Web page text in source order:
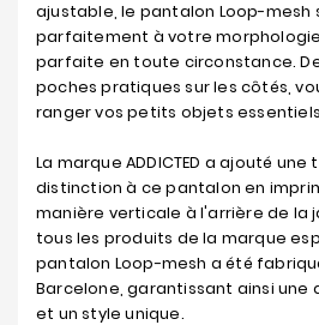
ajustable, le pantalon Loop-mesh
parfaitement à votre
parfaite en toute circonstance.
poches pratiques sur les côtés,
ranger vos petits objets
La marque ADDICTED a ajouté
distinction à ce pantalon en
manière verticale à l'arrière de la
tous les produits de la marque
pantalon Loop-mesh a été
Barcelone, garantissant ainsi une
et un style unique.